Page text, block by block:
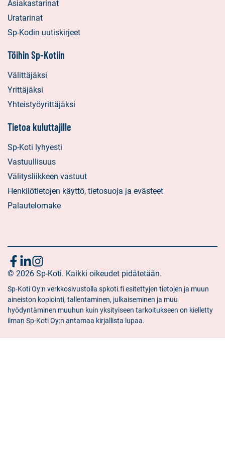
Asiakastarinat
Uratarinat
Sp-Kodin uutiskirjeet
Töihin Sp-Kotiin
Välittäjäksi
Yrittäjäksi
Yhteistyöyrittäjäksi
Tietoa kuluttajille
Sp-Koti lyhyesti
Vastuullisuus
Välitysliikkeen vastuut
Henkilötietojen käyttö, tietosuoja ja evästeet
Palautelomake
Seuraa
meitä
Sosiaalinen
media:
facebook
Sosiaalinen
media:
linkedin
Sosiaalinen
media:
instagram
© 2026 Sp-Koti. Kaikki oikeudet pidätetään.
Sp-Koti Oy:n verkkosivustolla spkoti.fi esitettyjen tietojen ja muun
aineiston kopiointi, tallentaminen, julkaiseminen ja muu
hyödyntäminen muuhun kuin yksityiseen tarkoitukseen on kielletty
ilman Sp-Koti Oy:n antamaa kirjallista lupaa.